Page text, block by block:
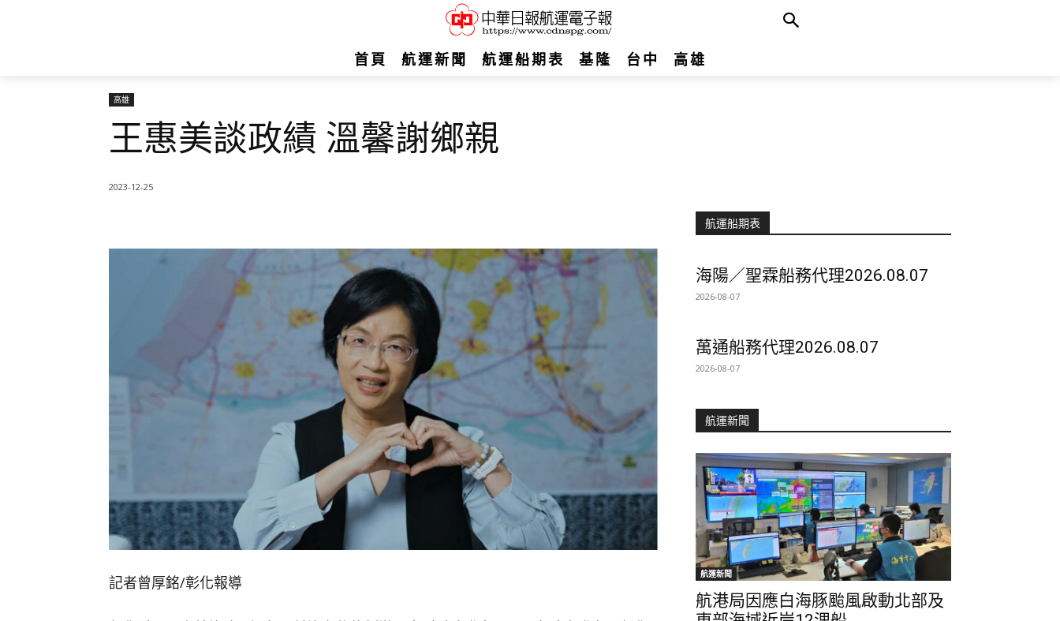
首頁 航運新聞 航運船期表 基隆 台中 高雄
高雄
王惠美談政績 溫馨謝鄉親
2023-12-25
記者曾厚銘∕彰化報導
航運船期表
海陽／聖霖船務代理2026.08.07
2026-08-07
萬通船務代理2026.08.07
2026-08-07
航運新聞
航運新聞
航港局因應白海豚颱風啟動北部及